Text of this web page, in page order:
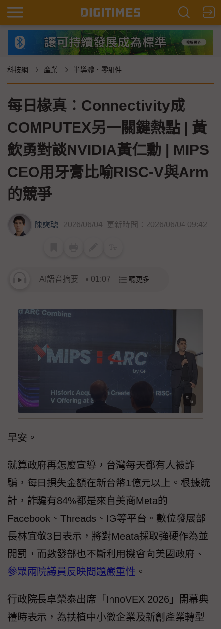
科技網 產業 半導體．零組件
每日椽真：Connectivity成
COMPUTEX另一關鍵熱點 | 黃
欽勇對談NVIDIA黃仁勳 | MIPS
CEO用牙膏比喻RISC-V與Arm
的競爭
陳奭璁 2026/06/04 更新時間：2026/06/04 09:42
AI語音摘要 01:07 聽更多
早安。
就算政府再怎麼宣導，台灣每天都有人被詐
騙，每日損失金額在新台幣1億元以上。根據統
計，詐騙有84%都是來自美商Meta的
Facebook、Threads、IG等平台。數位發展部
長林宜敬3日表示，將對Meata採取強硬作為並
開罰，而數發部也不斷利用機會向美國政府、
參眾兩院議員反映問題嚴重性 。
行政院長卓榮泰出席「InnoVEX 2026」開幕典
禮時表示，為扶植中小微企業及新創產業轉型